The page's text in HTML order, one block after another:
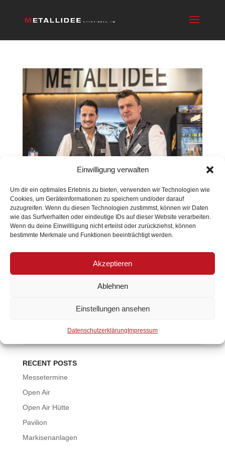
Einwilligung verwalten
Um dir ein optimales Erlebnis zu bieten, verwenden wir Technologien wie
Cookies, um Geräteinformationen zu speichern und/oder darauf
zuzugreifen. Wenn du diesen Technologien zustimmst, können wir Daten
wie das Surfverhalten oder eindeutige IDs auf dieser Website verarbeiten.
Wenn du deine Einwillligung nicht erteilst oder zurückziehst, können
bestimmte Merkmale und Funktionen beeinträchtigt werden.
Akzeptieren
Ablehnen
Einstellungen ansehen
Datenschutzerklärung Impressum
MESSETERMINE
Sep. 22, 2021|Startslider,Unkategorisiert
Wir freuen uns auf dich… Messe Interalpin 2025
Termin: 06. bis 09. Mai 2025 Sie finden uns in Halle B.1,
Stand B113 Wir freuen uns auf ihren Besuch! messe
FAFGA 2025 Termin: 15. bis 17. September 2025 Sie
finden uns in Halle B.0, Stand 34 Wir...
RECENT POSTS
Messetermine
Open Air
Open Air Hütte
Pavilion
Markisenanlagen